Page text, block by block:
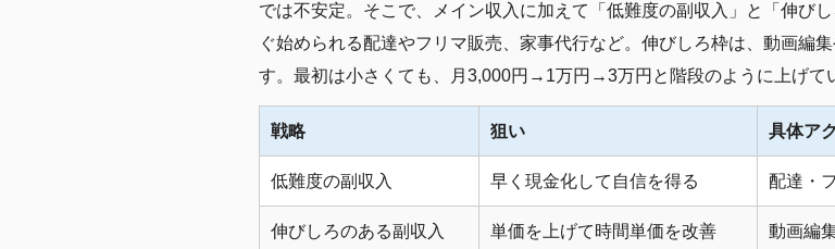
では不安定。そこで、メイン収入に加えて「低難度の副収入」と「伸び
ぐ始められる配達やフリマ販売、家事代行など。伸びしろ枠は、動画編
す。最初は小さくても、月3,000円→1万円→3万円と階段のように上げて
戦略 狙い 具体ア
低難度の副収入 早く現金化して自信を得る 配達・
伸びしろのある副収入 単価を上げて時間単価を改善 動画編